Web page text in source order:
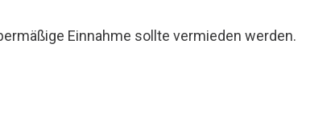
Einnahme sollte vermieden werden.